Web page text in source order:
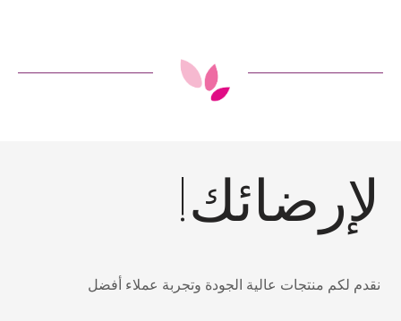
لكم منتجات عالية الجودة وتجربة عملاء أفضل